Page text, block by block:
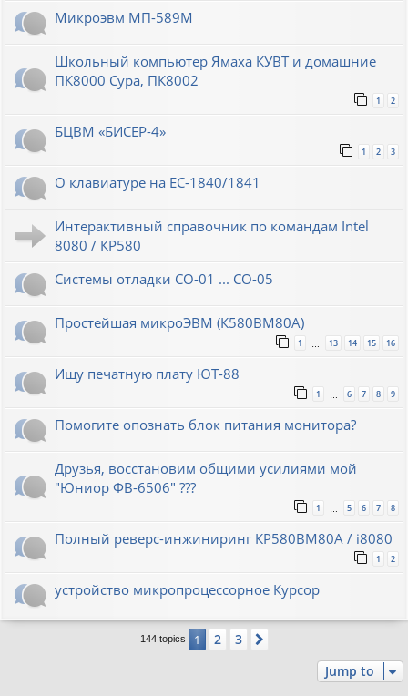
Микроэвм МП-589М
Школьный компьютер Ямаха КУВТ и домашние
ПК8000 Сура, ПК8002
1 2
БЦВМ «БИСЕР-4»
1 2 3
О клавиатуре на ЕС-1840/1841
Интерактивный справочник по командам Intel
8080 / КР580
Системы отладки СО-01 ... СО-05
Простейшая микроЭВМ (К580ВМ80А)
1 13 14 15 16
Ищу печатную плату ЮТ-88
1 6 7 8 9
Помогите опознать блок питания монитора?
Друзья, восстановим общими усилиями мой
"Юниор ФВ-6506" ???
1 … 5 6 7 8
Полный реверс-инжиниринг КР580ВМ80А / i8080
1 2
устройство микропроцессорное Курсор
144 topics 1 2 3
Jump to